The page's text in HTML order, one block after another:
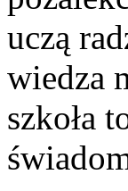
uczą
wiedza
szkoła